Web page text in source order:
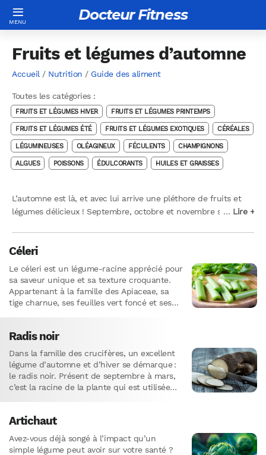
Docteur Fitness
Fruits et légumes d’automne
Accueil / Nutrition / Guide des aliment
Toutes les catégories :
FRUITS ET LÉGUMES HIVER FRUITS ET LÉGUMES PRINTEMPS
FRUITS ET LÉGUMES ÉTÉ FRUITS ET LÉGUMES EXOTIQUES CÉRÉALES
LÉGUMINEUSES OLÉAGINEUX FÉCULENTS CHAMPIGNONS
ALGUES POISSONS ÉDULCORANTS HUILES ET GRAISSES
L’automne est là, et avec lui arrive une pléthore de fruits et
légumes délicieux ! Septembre, octobre et novembre sont les
de cette saison automnale pour découvrir de nouvelles saveurs
et des aliments sains !
… Lire +
… Lire +
Céleri
Le céleri est un légume-racine apprécié pour
sa saveur unique et sa texture croquante.
Appartenant à la famille des Apiaceae, sa
tige charnue, ses feuilles vert foncé et ses
Radis noir
Dans la famille des crucifères, un excellent
légume d’automne et d’hiver se démarque :
le radis noir. Présent de septembre à mars,
c’est la racine de la plante qui est utilisée…
Artichaut
Avez-vous déjà songé à l’impact qu’un
simple légume peut avoir sur votre santé ?